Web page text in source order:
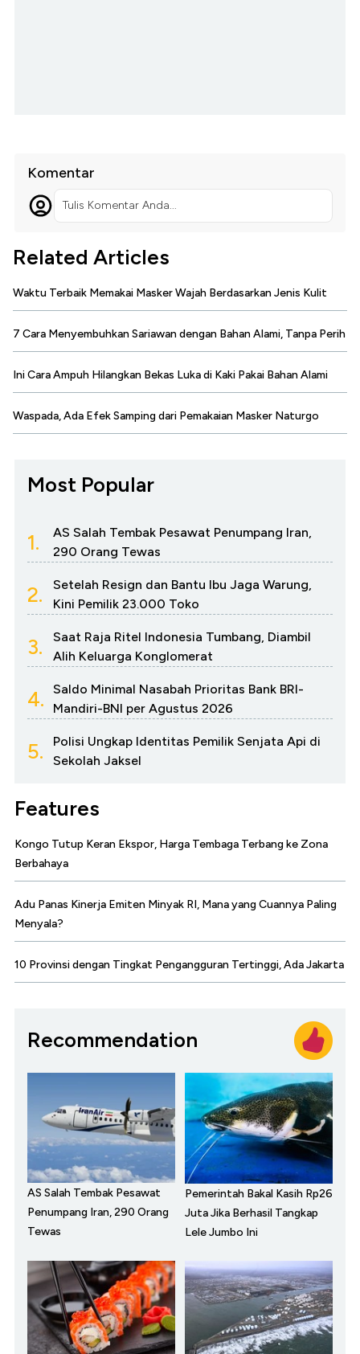
Komentar
Tulis Komentar Anda...
Related Articles
Waktu Terbaik Memakai Masker Wajah Berdasarkan Jenis Kulit
7 Cara Menyembuhkan Sariawan dengan Bahan Alami, Tanpa Perih
Ini Cara Ampuh Hilangkan Bekas Luka di Kaki Pakai Bahan Alami
Waspada, Ada Efek Samping dari Pemakaian Masker Naturgo
Most Popular
1.
AS Salah Tembak Pesawat Penumpang Iran,
290 Orang Tewas
2.
Setelah Resign dan Bantu Ibu Jaga Warung,
Kini Pemilik 23.000 Toko
3.
Saat Raja Ritel Indonesia Tumbang, Diambil
Alih Keluarga Konglomerat
4.
Saldo Minimal Nasabah Prioritas Bank BRI-
Mandiri-BNI per Agustus 2026
5.
Polisi Ungkap Identitas Pemilik Senjata Api di
Sekolah Jaksel
Features
Kongo Tutup Keran Ekspor, Harga Tembaga Terbang ke Zona
Berbahaya
Adu Panas Kinerja Emiten Minyak RI, Mana yang Cuannya Paling
Menyala?
10 Provinsi dengan Tingkat Pengangguran Tertinggi, Ada Jakarta
Recommendation
AS Salah Tembak Pesawat
Penumpang Iran, 290 Orang
Tewas
Pemerintah Bakal Kasih Rp26
Juta Jika Berhasil Tangkap
Lele Jumbo Ini